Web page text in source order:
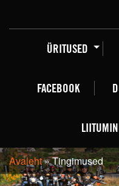
ÜRITUSED
FACEBOOK
Avaleht»Tingimused